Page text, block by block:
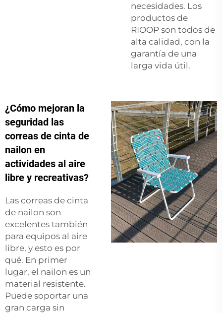
necesidades. Los
productos de
RIOOP son todos de
alta calidad, con la
garantía de una
larga vida útil.
¿Cómo mejoran la
seguridad las
correas de cinta de
nailon en
actividades al aire
libre y recreativas?
Las correas de cinta
de nailon son
excelentes también
para equipos al aire
libre, y esto es por
qué. En primer
lugar, el nailon es un
material resistente.
Puede soportar una
gran carga sin